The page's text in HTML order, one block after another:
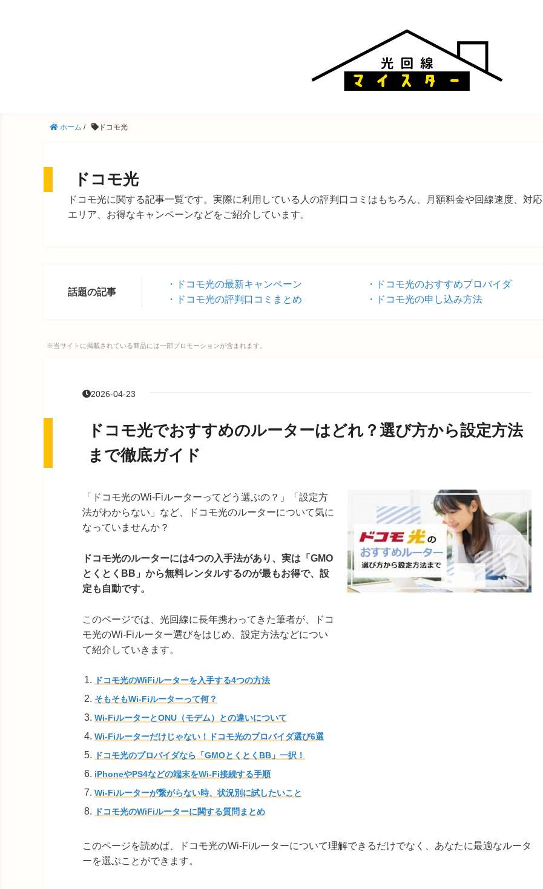
ホーム / ドコモ光
ドコモ光
ドコモ光に関する記事一覧です。実際に利用している人の評判口コミはもちろん、月額料金や回線速度、対応
エリア、お得なキャンペーンなどをご紹介しています。
話題の記事
ドコモ光の最新キャンペーン
ドコモ光のおすすめプロバイダ
ドコモ光の評判口コミまとめ
ドコモ光の申し込み方法
※当サイトに掲載されている商品には一部プロモーションが含まれます。
2026-04-23
ドコモ光でおすすめのルーターはどれ？選び方から設定方法
まで徹底ガイド
「ドコモ光のWi-Fiルーターってどう選ぶの？」「設定方
法がわからない」など、ドコモ光のルーターについて気に
なっていませんか？
ドコモ光のルーターには4つの入手法があり、実は「GMO
とくとくBB」から無料レンタルするのが最もお得で、設
定も自動です。
このページでは、光回線に長年携わってきた筆者が、ドコ
モ光のWi-Fiルーター選びをはじめ、設定方法などについ
て紹介していきます。
ドコモ光のWiFiルーターを入手する4つの方法
そもそもWi-Fiルーターって何？
Wi-FiルーターとONU（モデム）との違いについて
Wi-Fiルーターだけじゃない！ドコモ光のプロバイダ選び6選
ドコモ光のプロバイダなら「GMOとくとくBB」一択！
iPhoneやPS4などの端末をWi-Fi接続する手順
Wi-Fiルーターが繋がらない時、状況別に試したいこと
ドコモ光のWiFiルーターに関する質問まとめ
このページを読めば、ドコモ光のWi-Fiルーターについて理解できるだけでなく、あなたに最適なルータ
ーを選ぶことができます。